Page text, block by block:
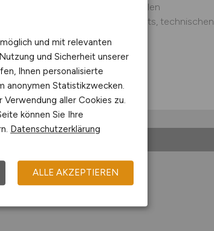
mit nationalen und internationalen
von Architektur-Blueprints, technischen
und...
Bielefeld
und mit relevanten
und Sicherheit unserer
Ihnen personalisierte
anonymen Statistikzwecken.
aller Cookies zu.
können Sie Ihre
Datenschutzerklärung
ALLE AKZEPTIEREN